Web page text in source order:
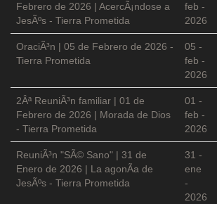
Febrero de 2026 | AcercÃ¡ndose a
JesÃºs - Tierra Prometida
feb -
2026
OraciÃ³n | 05 de Febrero de 2026 -
Tierra Prometida
05 -
feb -
2026
2Âª ReuniÃ³n familiar | 01 de
Febrero de 2026 | Morada de Dios
- Tierra Prometida
01 -
feb -
2026
ReuniÃ³n "SÃ© Sano" | 31 de
Enero de 2026 | La agonÃ­a de
JesÃºs - Tierra Prometida
31 -
ene
-
2026